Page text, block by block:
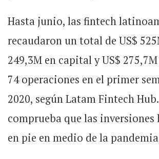
Hasta junio, las fintech
recaudaron un total de US$
249,3M en capital y US$
74 operaciones en el primer
2020, según Latam Fintech
comprueba que las inversiones
en pie en medio de la